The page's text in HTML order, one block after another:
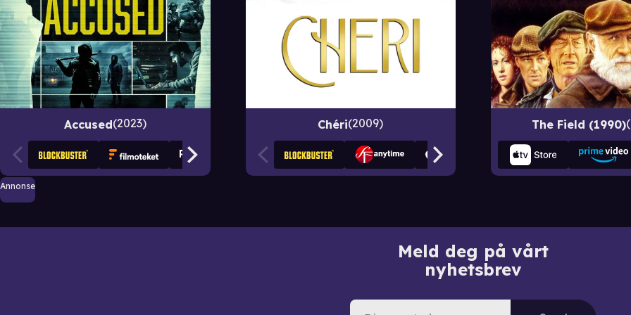
Accused 2023 Chéri 2009 The Field (1990)
Annonse
Meld deg på vårt
nyhetsbrev